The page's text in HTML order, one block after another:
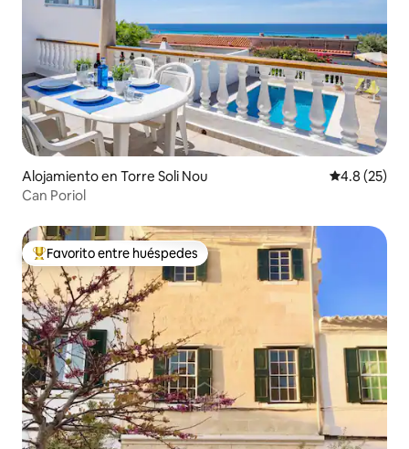
Alojamiento en Torre Soli Nou Calificación
4.8 (25)
Can Poriol
Favorito entre huéspedes preferido
Favorito entre huéspedes